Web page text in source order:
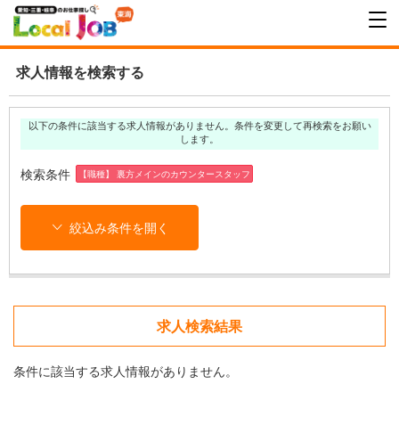
求人情報を検索する
以下の条件に該当する求人情報がありません。条件を変更して再検索をお願い
します。
検索条件 【職種】 裏方メインのカウンタースタッフ
絞込み条件を開く
求人検索結果
条件に該当する求人情報がありません。